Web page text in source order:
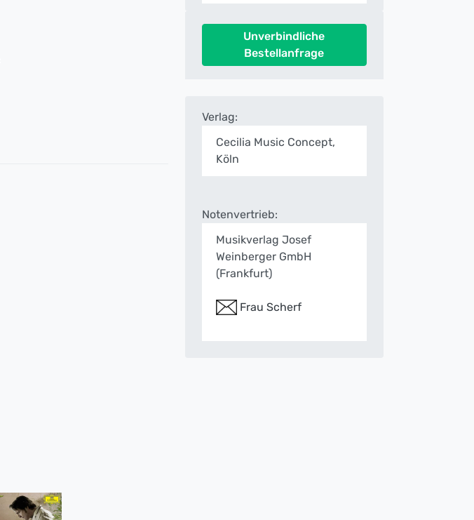
Unverbindliche
Bestellanfrage
Verlag:
Cecilia Music Concept,
Köln
Notenvertrieb:
Musikverlag Josef
Weinberger GmbH
(Frankfurt)
Frau Scherf